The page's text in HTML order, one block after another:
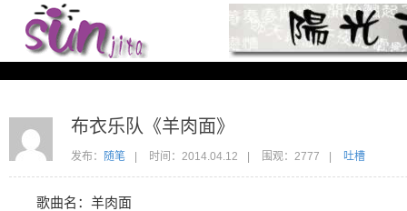
布衣乐队《羊肉面》
发布： 随笔 时间： 2014.04.12 围观：2777 吐槽
歌曲名：羊肉面